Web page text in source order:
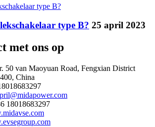
type B? 25 april 2023
met ons op
50 van Maoyuan Road, Fengxian District
China
18018683297